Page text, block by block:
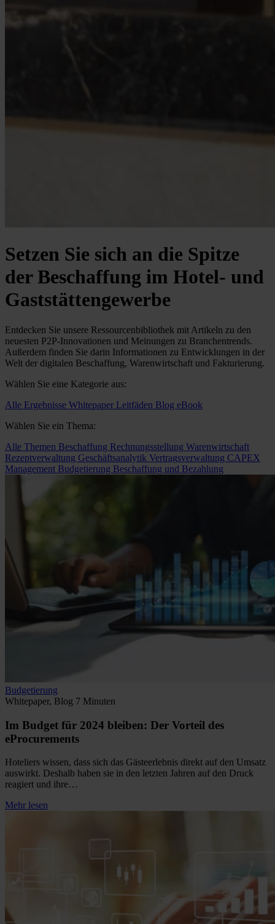
Setzen Sie sich an die Spitze
der Beschaffung im Hotel- und
Gaststättengewerbe
Entdecken Sie unsere Ressourcenbibliothek mit Artikeln zu den
neuesten P2P-Innovationen und Meinungen zu Branchentrends.
Außerdem finden Sie darin Informationen zu Entwicklungen in der
Welt der digitalen Beschaffung, Warenwirtschaft und Fakturierung.
Wählen Sie eine Kategorie aus:
Alle Ergebnisse Whitepaper Leitfäden Blog eBook
Wählen Sie ein Thema:
Alle Themen Beschaffung Rechnungsstellung Warenwirtschaft
Rezeptverwaltung Geschäftsanalytik Vertragsverwaltung CAPEX
Management Budgetierung Beschaffung und Bezahlung
Budgetierung
Whitepaper, Blog 7 Minuten
Im Budget für 2024 bleiben: Der Vorteil des
eProcurements
Hoteliers wissen, dass sich das Gästeerlebnis direkt auf den Umsatz
auswirkt. Deshalb haben sie in den letzten Jahren auf den Druck
reagiert und ihre…
Mehr lesen